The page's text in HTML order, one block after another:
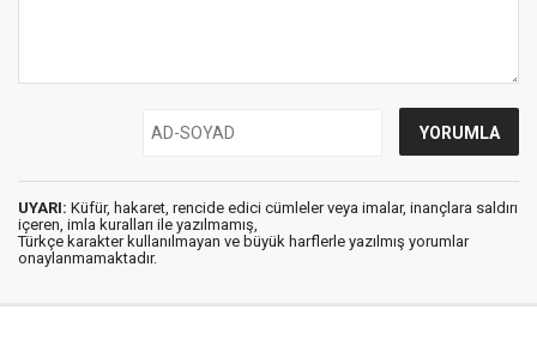
UYARI: Küfür, hakaret, rencide edici cümleler veya imalar, inançlara saldırı
içeren, imla kuralları ile yazılmamış,
Türkçe karakter kullanılmayan ve büyük harflerle yazılmış yorumlar
onaylanmamaktadır.